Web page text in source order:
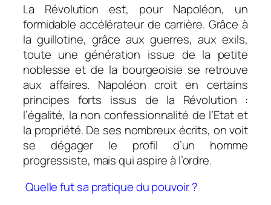
La Révolution est, pour Napoléon, un
formidable accélérateur de carrière. Grâce à
la guillotine, grâce aux guerres, aux exils,
toute une génération issue de la petite
noblesse et de la bourgeoisie se retrouve
aux affaires. Napoléon croit en certains
principes forts issus de la Révolution :
l’égalité, la non confessionnalité de l’Etat et
la propriété. De ses nombreux écrits, on voit
se dégager le profil d’un homme
progressiste, mais qui aspire à l’ordre.
Quelle fut sa pratique du pouvoir ?